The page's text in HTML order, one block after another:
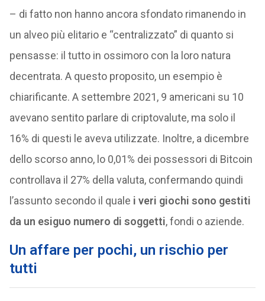
– di fatto non hanno ancora sfondato rimanendo in
un alveo più elitario e “centralizzato” di quanto si
pensasse: il tutto in ossimoro con la loro natura
decentrata. A questo proposito, un esempio è
chiarificante. A settembre 2021, 9 americani su 10
avevano sentito parlare di criptovalute, ma solo il
16% di questi le aveva utilizzate. Inoltre, a dicembre
dello scorso anno, lo 0,01% dei possessori di Bitcoin
controllava il 27% della valuta, confermando quindi
l’assunto secondo il quale i veri giochi sono gestiti
da un esiguo numero di soggetti, fondi o aziende.
Un affare per pochi, un rischio per
tutti